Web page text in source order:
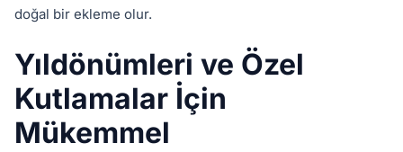
doğal bir ekleme olur.
Yıldönümleri ve Özel
Kutlamalar İçin
Mükemmel